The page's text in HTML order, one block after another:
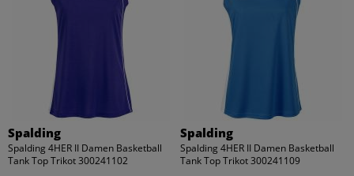
Spalding
Spalding 4HER II Damen Basketball
Tank Top Trikot 300241102
Spalding
Spalding 4HER II Damen Basketball
Tank Top Trikot 300241109